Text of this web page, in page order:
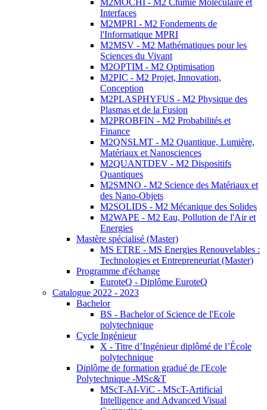
M2MOCHI - M2 Chimie Moléculaire et
Interfaces
M2MPRI - M2 Fondements de
l'Informatique MPRI
M2MSV - M2 Mathématiques pour les
Sciences du Vivant
M2OPTIM - M2 Optimisation
M2PIC - M2 Projet, Innovation,
Conception
M2PLASPHYFUS - M2 Physique des
Plasmas et de la Fusion
M2PROBFIN - M2 Probabilités et
Finance
M2QNSLMT - M2 Quantique, Lumière,
Matériaux et Nanosciences
M2QUANTDEV - M2 Dispositifs
Quantiques
M2SMNO - M2 Science des Matériaux et
des Nano-Objets
M2SOLIDS - M2 Mécanique des Solides
M2WAPE - M2 Eau, Pollution de l'Air et
Energies
Mastère spécialisé (Master)
MS ETRE - MS Energies Renouvelables :
Technologies et Entrepreneuriat (Master)
Programme d'échange
EuroteQ - Diplôme EuroteQ
Catalogue 2022 - 2023
Bachelor
BS - Bachelor of Science de l'Ecole
polytechnique
Cycle Ingénieur
X - Titre d’Ingénieur diplômé de l’École
polytechnique
Diplôme de formation gradué de l'Ecole
Polytechnique -MSc&T
MScT-AI-ViC - MScT-Artificial
Intelligence and Advanced Visual